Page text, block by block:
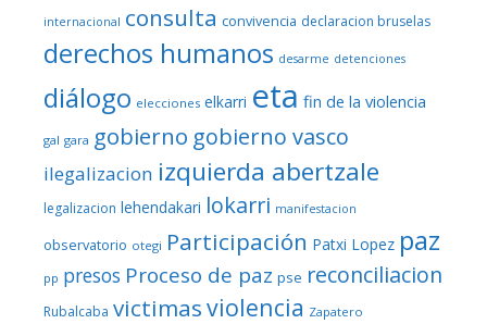
internacional consulta convivencia declaracion bruselas
derechos humanos desarme detenciones
diálogo elecciones elkarri eta fin de la violencia
gal gara gobierno gobierno vasco
ilegalizacion izquierda abertzale
legalizacion lehendakari lokarri manifestacion
observatorio otegi Participación Patxi Lopez paz
pp presos Proceso de paz pse reconciliacion
Rubalcaba victimasviolencia Zapatero